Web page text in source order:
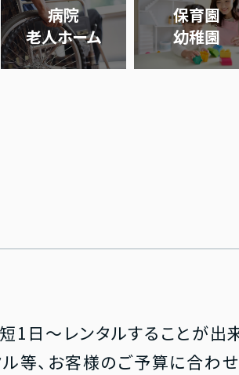
病院
老人ホーム
保育園
幼稚園
1日～レンタルすることが出
等、お客様のご予算に合わ